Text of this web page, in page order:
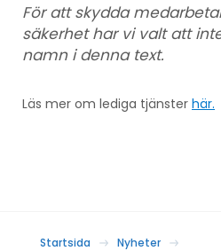
För att skydda
säkerhet har vi valt att
namn i denna text.
Läs mer om lediga tjänster här.
Startsida
Nyheter